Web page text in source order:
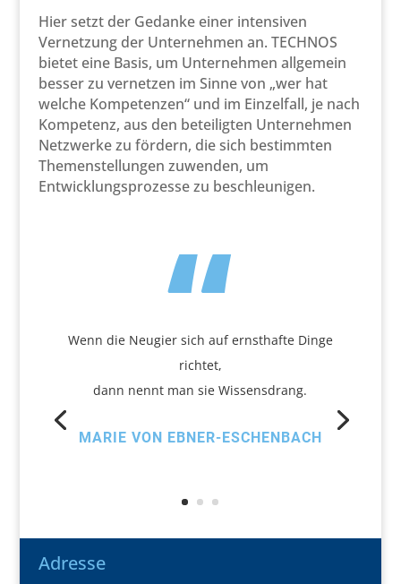
Hier setzt der Gedanke einer intensiven
Vernetzung der Unternehmen an. TECHNOS
bietet eine Basis, um Unternehmen allgemein
besser zu vernetzen im Sinne von „wer hat
welche Kompetenzen“ und im Einzelfall, je nach
Kompetenz, aus den beteiligten Unternehmen
Netzwerke zu fördern, die sich bestimmten
Themenstellungen zuwenden, um
Entwicklungsprozesse zu beschleunigen.
“
Wenn die Neugier sich auf ernsthafte Dinge
richtet,
dann nennt man sie Wissensdrang.
MARIE VON EBNER-ESCHENBACH
Adresse